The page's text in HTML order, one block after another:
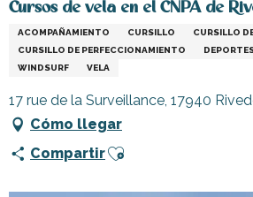
Cursos de vela en el CNPA de
ACOMPAÑAMIENTO CURSILLO
CURSILLO
CURSILLO DE PERFECCIONAMIENTO
WINDSURF
VELA
17 rue de la Surveillance, 17940
Cómo llegar
CompartirAjouter aux favoris